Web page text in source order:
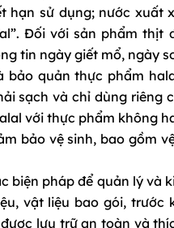
sử dụng; nước xuất
Đối với sản phẩm thịt
tin ngày giết mổ, ngày
quản thực phẩm
sạch và chỉ dùng riêng
với thực phẩm không
bảo vệ sinh, bao gồm
biện pháp để quản lý và
vật liệu bao gói, trước
lưu trữ an toàn và